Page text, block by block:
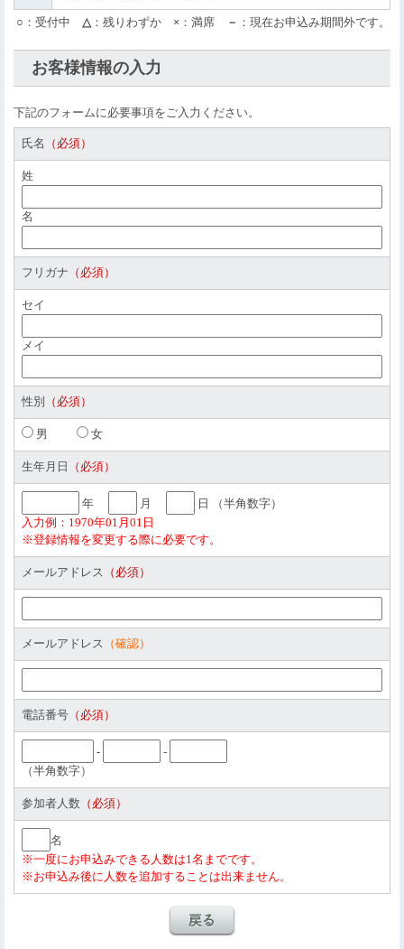
撮影画像分析による当社製品（来館者行動分析システ
上記以外の目的で利用する場合は、お客さまにご連絡し、お客
さまのご同意をいただいてから利用いたします。 ご質問、お問
い合わせ、お申込み、およびご来館等の際、必須項目は正しく
記入・入力ください。不備がありますと、当社からの回答、お
客さまのイベントやワークショップ等へのご参加、およびご入
館ができなくなることがあります。
のイベントやワークショップ等においていただくすべての個人
情報の項目を以下の目的の達成に必要な範囲においてDNPグル
ープ（DNPグループ会社一覧はこちら。以下、DNPグループ）
と共同利用いたします。
お客さまからのご質問、お問い合わせへの対応
まのお申込み受付および出欠席確認
よびDNPグループ（DNPグループ会社一覧はこちら。以下、
DNPグループ）の広報媒体（ウェブサイト、広報誌、カタロ
グ、パンフレット等）に掲載し、一般公開および一般に配布
するため。
共同利用個人情報管理責任者：大日本印刷株式会社
■個人情報の第三者への提供
当社およびDNPグループは、当施設および当施設にて行われた
イベントやワークショップ等の広報の目的で、当ウェブサイト
よりお申込みの上、当施設へご来場いただいたお客さまを撮影
し、その画像を当社およびDNPグループ（DNPグループ会社一
覧はこちら。以下、DNPグループ）の広報媒体（ウェブサイ
ト、広報誌、カタログ、パンフレット等）に掲載し、一般公開
上記以外の第三者提供の必要が生じた場合は、お客さまにご連
絡し、お客さまのご同意をいただいてから提供いたします。
当社およびDNPグループは、お客さまからいただいた個人情報
のお取扱いの全部、または一部を委託することがあります。委
託業務の内容は次のとおりです。
Webサーバの運用・保守
お客さまからのご質問、お問い合わせへの対応
■個人情報の保有期間
当社およびDNPグループは、お客さまからいただいた個人情報
を以下の期間保有し、その後削除・廃棄いたします。
当ウェブサイトよりお申込みの上、当施設へご来場いただい
たお客さまを撮影した画像：無期限で保存します。（ウェブ
サイト等、媒体掲載期間終了まで。）
当ウェブサイトよりお申込みの上、当施設へご来場いただい
たお客さまを撮影した画像の掲載広報媒体：無期限で保存し
○ ：受付中 △ ：残りわずか × ：満席 － ：現在お申込み期間外です。
お客様情報の入力
下記のフォームに必要事項をご入力ください。
氏名 （必須）
姓
名
フリガナ （必須）
セイ
メイ
性別 （必須）
男 女
生年月日 （必須）
年 月 日
（半角数字）
入力例：1970年01月01日
※登録情報を変更する際に必要です。
メールアドレス （必須）
メールアドレス （確認）
電話番号 （必須）
-
-
（半角数字）
参加者人数 （必須）
名
※一度にお申込みできる人数は1名までです。
※お申込み後に人数を追加することは出来ません。